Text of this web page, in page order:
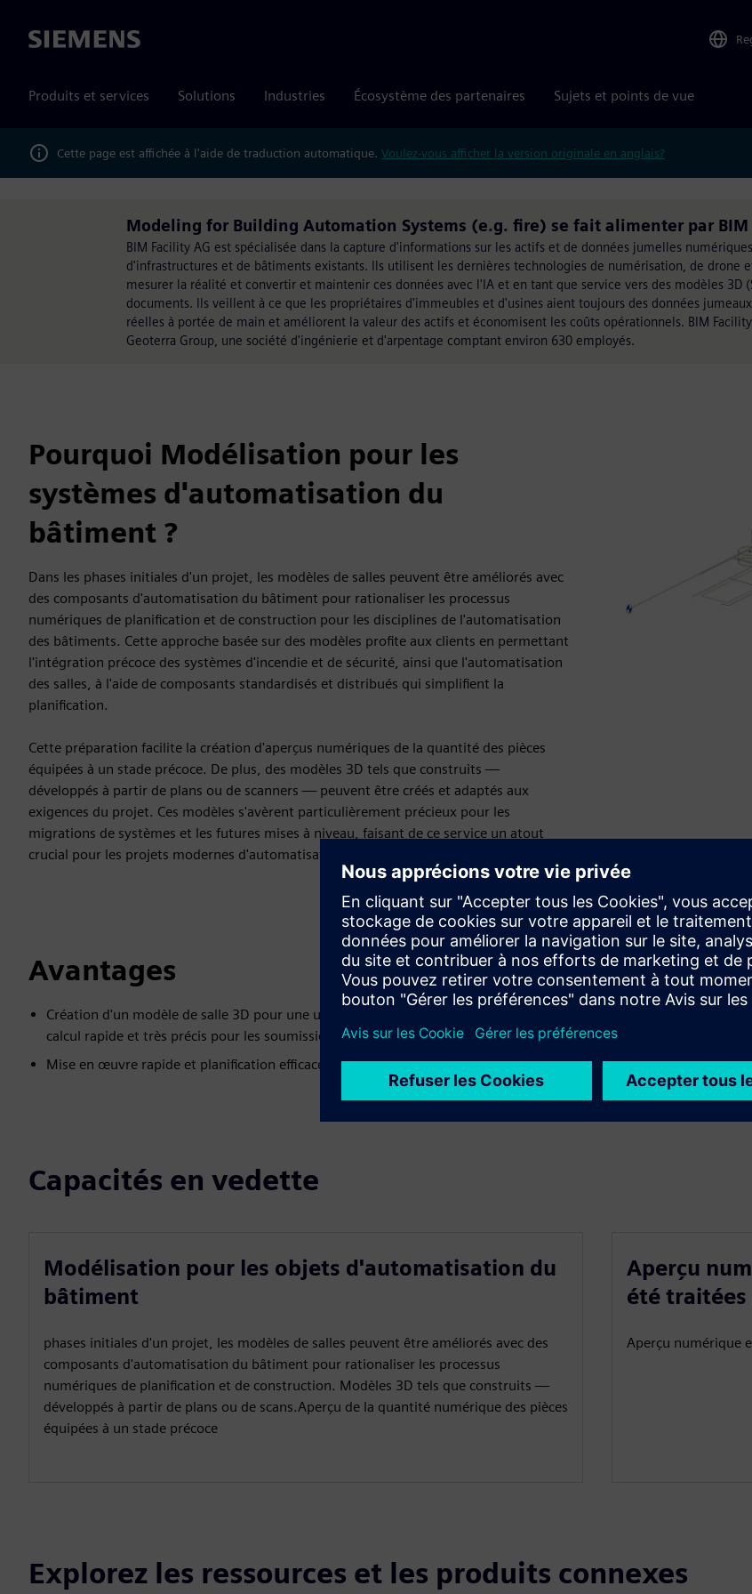
Siemens
Produits et services Solutions Industries Écosystème des partenaires Sujets et points de vue
Cette page est affichée à l'aide de traduction automatique. Voulez-vous afficher la version originale en anglais?
Modeling for Building Automation Systems (e.g. fire) se fait alimenter par
BIM Facility AG est spécialisée dans la capture d'informations sur les actifs et de données jumelles
d'infrastructures et de bâtiments existants. Ils utilisent les dernières technologies de numérisation, de drone
mesurer la réalité et convertir et maintenir ces données avec l'IA et en tant que service vers des modèles 3D
documents. Ils veillent à ce que les propriétaires d'immeubles et d'usines aient toujours des données
réelles à portée de main et améliorent la valeur des actifs et économisent les coûts opérationnels. BIM
Geoterra Group, une société d'ingénierie et d'arpentage comptant environ 630 employés.
Pourquoi Modélisation pour les
systèmes d'automatisation du
bâtiment ?
Dans les phases initiales d'un projet, les modèles de salles peuvent être améliorés avec
des composants d'automatisation du bâtiment pour rationaliser les processus
numériques de planification et de construction pour les disciplines de l'automatisation
des bâtiments. Cette approche basée sur des modèles profite aux clients en permettant
l'intégration précoce des systèmes d'incendie et de sécurité, ainsi que l'automatisation
des salles, à l'aide de composants standardisés et distribués qui simplifient la
planification.
Cette préparation facilite la création d'aperçus numériques de la quantité des pièces
équipées à un stade précoce. De plus, des modèles 3D tels que construits —
développés à partir de plans ou de scanners — peuvent être créés et adaptés aux
exigences du projet. Ces modèles s'avèrent particulièrement précieux pour les
migrations de systèmes et les futures mises à niveau, faisant de ce service un atout
crucial pour les projets modernes d'automatisation des bâtiments.
Avantages
Création d'un modèle de salle 3D pour une utilisation immédiate de FireBIM par le client
calcul rapide et très précis pour les soumissions et les appels d'offres à partir de la base de données
Mise en œuvre rapide et planification efficace des exigences BIM des projets
Capacités en vedette
Modélisation pour les objets d'automatisation du
bâtiment
phases initiales d'un projet, les modèles de salles peuvent être améliorés avec des
composants d'automatisation du bâtiment pour rationaliser les processus
numériques de planification et de construction. Modèles 3D tels que construits —
développés à partir de plans ou de scans.Aperçu de la quantité numérique des pièces
équipées à un stade précoce
Aperçu
été traitées
Aperçu numérique
Explorez les ressources et les produits connexes